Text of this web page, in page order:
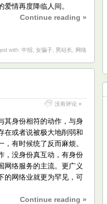
情再度降临人间。
Continue reading »
with: 中招 女骗子 男站长 网络
没有评论 »
其身份相符的动作，与身
在或者说被极大地削弱和
有时候统了反而麻烦。
，没身份真互动，有身份
网络服务的主流。更广义
的网络业就更为罕见，可
Continue reading »